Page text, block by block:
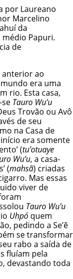
por Laureano
Marcelino
da
médio Papuri.
de
anterior ao
era uma
rio. Esta casa,
Tauro Wu’u
Trovão ou Avô
de seu
na Casa de
era somente
(tu’otuaye
Wu’u, a casa-
(mahsã) criadas
Mas essas
viver de
Tauro Wu’u
Uhpó quem
pedindo a Se’ẽ
se transformar
rabo a saída de
fluíam pela
devastando toda